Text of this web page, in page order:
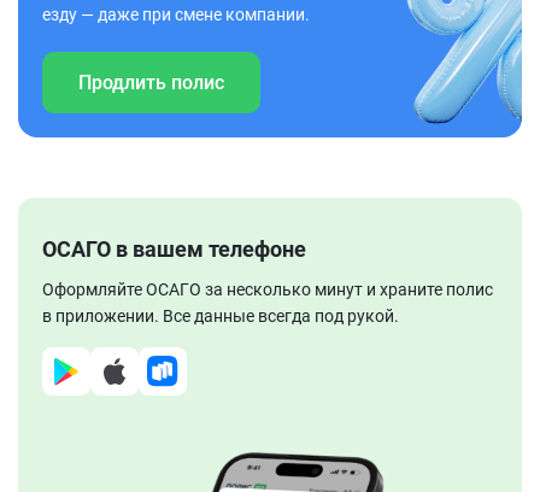
езду — даже при смене компании.
Продлить полис
ОСАГО в вашем телефоне
Оформляйте ОСАГО за несколько минут и храните полис
в приложении. Все данные всегда под рукой.